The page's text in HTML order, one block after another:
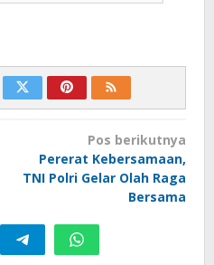
Pos berikutnya
Pererat Kebersamaan,
TNI Polri Gelar Olah Raga
Bersama